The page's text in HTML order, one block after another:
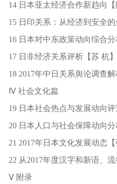
日本亚太经济合作新趋向【
日印关系：从经济到安全的
日本对中东政策动向综合分
日非经济关系评析【苏 杭】
2017年中日关系舆论调查解
社会文化篇
日本社会热点与发展动向评
日本人口与社会保障动向分
2017年日本文化发展动态【
从2017年度汉字和新语、流
附录